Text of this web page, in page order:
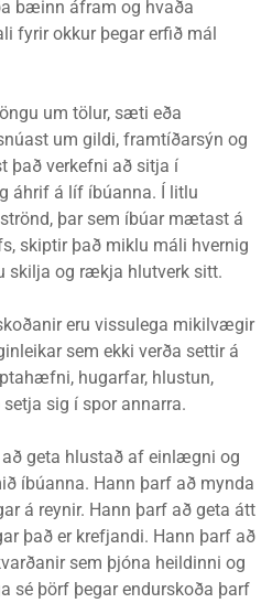
bæinn áfram og hvaða
fyrir okkur þegar erfið mál
um tölur, sæti eða
um gildi, framtíðarsýn og
það verkefni að sitja í
áhrif á líf íbúanna. Í litlu
þar sem íbúar mætast á
skiptir það miklu máli hvernig
skilja og rækja hlutverk sitt.
eru vissulega mikilvægir
sem ekki verða settir á
hugarfar, hlustun,
sig í spor annarra.
geta hlustað af einlægni og
íbúanna. Hann þarf að mynda
á reynir. Hann þarf að geta átt
það er krefjandi. Hann þarf að
sem þjóna heildinni og
sé þörf þegar endurskoða þarf